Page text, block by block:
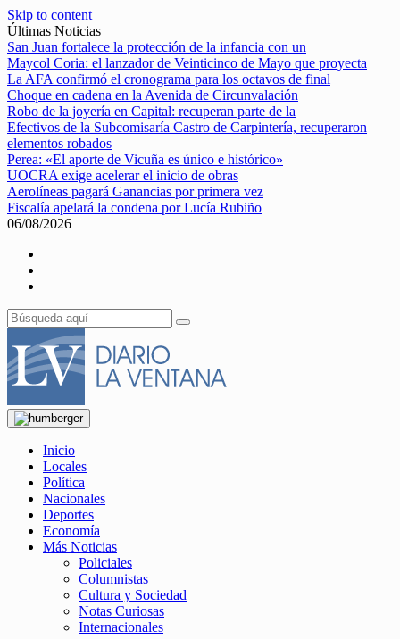
Skip to content
Últimas Noticias
San Juan fortalece la protección de la infancia con un
Maycol Coria: el lanzador de Veinticinco de Mayo que proyecta
La AFA confirmó el cronograma para los octavos de final
Choque en cadena en la Avenida de Circunvalación
Robo de la joyería en Capital: recuperan parte de la
Efectivos de la Subcomisaría Castro de Carpintería, recuperaron
elementos robados
Perea: «El aporte de Vicuña es único e histórico»
UOCRA exige acelerar el inicio de obras
Aerolíneas pagará Ganancias por primera vez
Fiscalía apelará la condena por Lucía Rubiño
06/08/2026
Inicio
Locales
Política
Nacionales
Deportes
Economía
Más Noticias
Policiales
Columnistas
Cultura y Sociedad
Notas Curiosas
Internacionales